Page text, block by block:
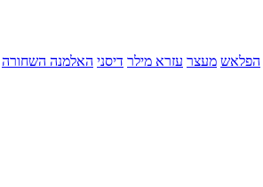
הפלאש מעצר עזרא מילר דיסני האלמנה השחורה